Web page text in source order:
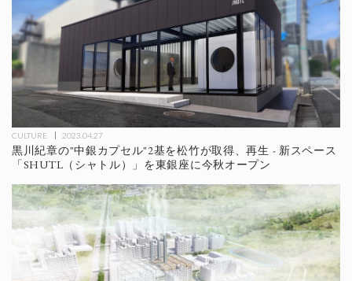
CULTURE 2023.04.27
黒川紀章の"中銀カプセル"2基を松竹が取得、再生 - 新スペース
「SHUTL（シャトル）」を東銀座に今秋オープン